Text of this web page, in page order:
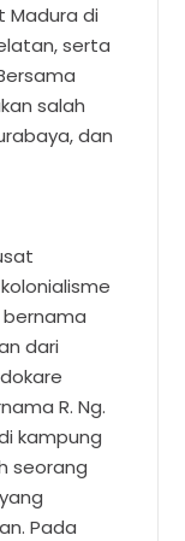
Madura di
serta
salah
dan
bernama
dari
R. Ng.
kampung
seorang
Pada